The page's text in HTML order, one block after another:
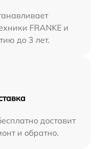
FRANKE и
до 3 лет.
доставит
и обратно.